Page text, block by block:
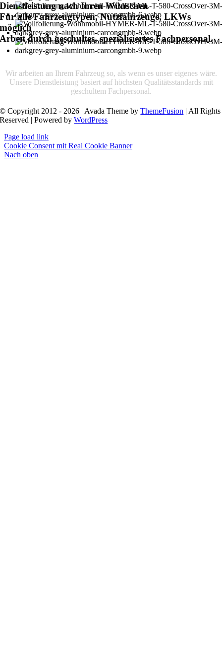
Dienstleistung nach Ihren Wünschen
Für alle Fahrzeugtypen, Nutzfahrzeuge, LKWs
möglich
Arbeit durch geschultes, spezialisiertes Fachpersonal.
Wir arbeiten an Ihrem Fahrzeug so, als wenn es unser eigenes wäre.
Unsere Dienstleistung basiert auf höchsten Qualitätsstandards mit
geschultem Fachpersonal.
© Copyright 2012 - 2026 | Avada Theme byThemeFusion | All Rights
Reserved | Powered byWordPress
Page load link
Cookie Consent mit Real Cookie Banner
Nach oben